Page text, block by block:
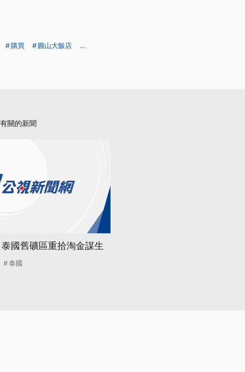
購買 圓山大飯店 ...
關的新聞
國舊礦區重拾淘金謀生
泰國